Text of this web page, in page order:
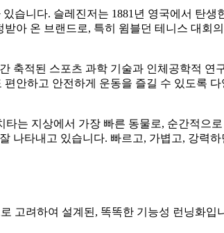
습니다. 슬레진저는 1881년 영국에서 탄
아 온 브랜드로, 특히 윔블던 테니스 대회
적된 스포츠 과학 기술과 인체공학적 연
안하고 안전하게 운동을 즐길 수 있도록
는 지상에서 가장 빠른 동물로, 순간적으
나타내고 있습니다. 빠르고, 가볍고, 강력
고려하여 설계된, 똑똑한 기능성 런닝화